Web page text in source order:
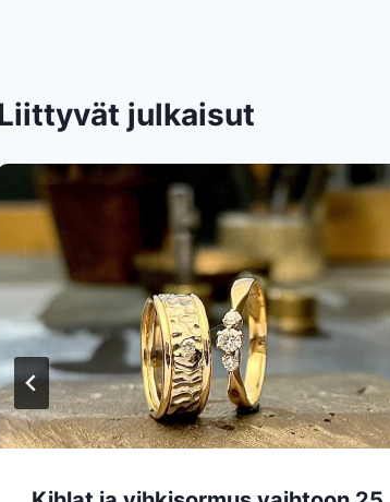
julkaisut